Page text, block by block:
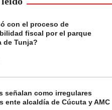
con el proceso de
fiscal por el parque
de Tunja?
señalan como irregulares
ente alcaldía de Cúcuta y AMC